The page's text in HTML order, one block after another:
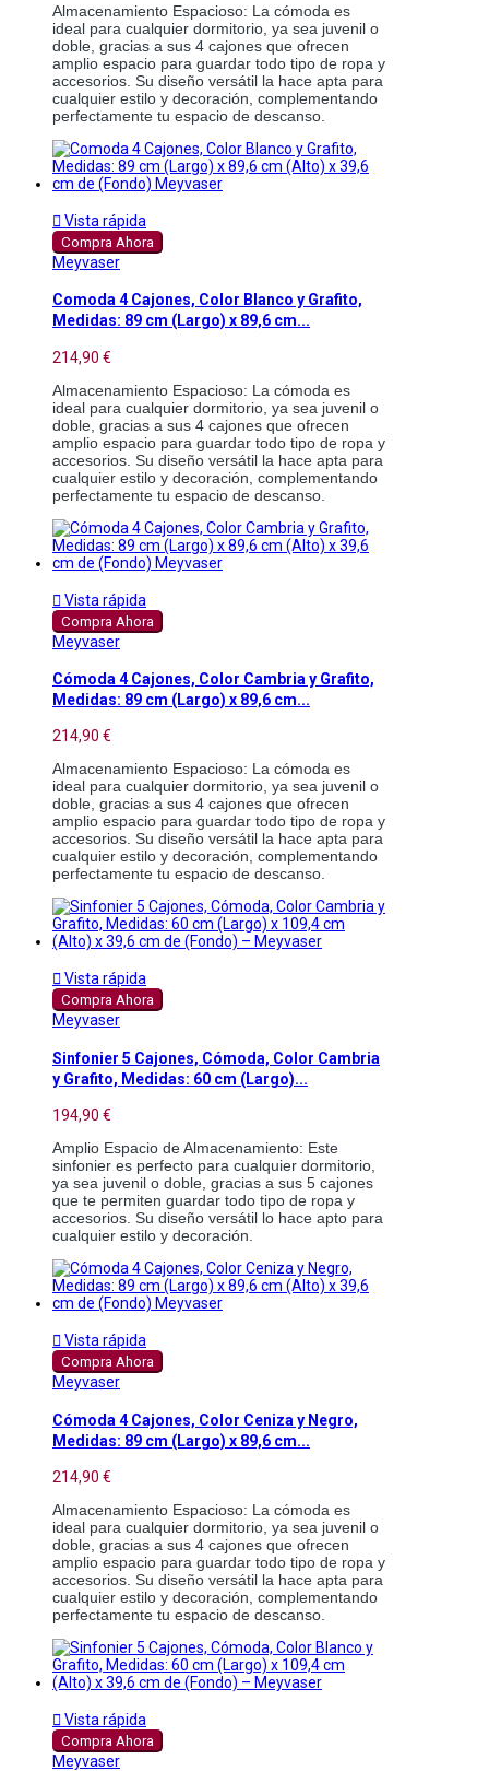
Almacenamiento Espacioso: La cómoda es
ideal para cualquier dormitorio, ya sea juvenil o
doble, gracias a sus 4 cajones que ofrecen
amplio espacio para guardar todo tipo de ropa y
accesorios. Su diseño versátil la hace apta para
cualquier estilo y decoración, complementando
perfectamente tu espacio de descanso.
 Vista rápida
Compra Ahora
Meyvaser
Comoda 4 Cajones, Color Blanco y Grafito,
Medidas: 89 cm (Largo) x 89,6 cm...
214,90 €
Almacenamiento Espacioso: La cómoda es
ideal para cualquier dormitorio, ya sea juvenil o
doble, gracias a sus 4 cajones que ofrecen
amplio espacio para guardar todo tipo de ropa y
accesorios. Su diseño versátil la hace apta para
cualquier estilo y decoración, complementando
perfectamente tu espacio de descanso.
 Vista rápida
Compra Ahora
Meyvaser
Cómoda 4 Cajones, Color Cambria y Grafito,
Medidas: 89 cm (Largo) x 89,6 cm...
214,90 €
Almacenamiento Espacioso: La cómoda es
ideal para cualquier dormitorio, ya sea juvenil o
doble, gracias a sus 4 cajones que ofrecen
amplio espacio para guardar todo tipo de ropa y
accesorios. Su diseño versátil la hace apta para
cualquier estilo y decoración, complementando
perfectamente tu espacio de descanso.
 Vista rápida
Compra Ahora
Meyvaser
Sinfonier 5 Cajones, Cómoda, Color Cambria
y Grafito, Medidas: 60 cm (Largo)...
194,90 €
Amplio Espacio de Almacenamiento: Este
sinfonier es perfecto para cualquier dormitorio,
ya sea juvenil o doble, gracias a sus 5 cajones
que te permiten guardar todo tipo de ropa y
accesorios. Su diseño versátil lo hace apto para
cualquier estilo y decoración.
 Vista rápida
Compra Ahora
Meyvaser
Cómoda 4 Cajones, Color Ceniza y Negro,
Medidas: 89 cm (Largo) x 89,6 cm...
214,90 €
Almacenamiento Espacioso: La cómoda es
ideal para cualquier dormitorio, ya sea juvenil o
doble, gracias a sus 4 cajones que ofrecen
amplio espacio para guardar todo tipo de ropa y
accesorios. Su diseño versátil la hace apta para
cualquier estilo y decoración, complementando
perfectamente tu espacio de descanso.
 Vista rápida
Compra Ahora
Meyvaser